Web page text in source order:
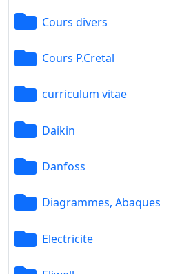
Cours divers
Cours P.Cretal
curriculum vitae
Daikin
Danfoss
Diagrammes, Abaques
Electricite